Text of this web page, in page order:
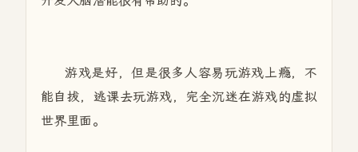
游戏是好，但是很多人容易玩游戏上瘾，不
能自拔，逃课去玩游戏，完全沉迷在游戏的虚拟
世界里面。